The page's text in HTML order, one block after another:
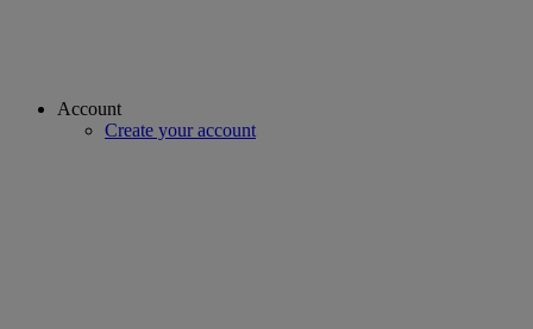
Account
Create your account